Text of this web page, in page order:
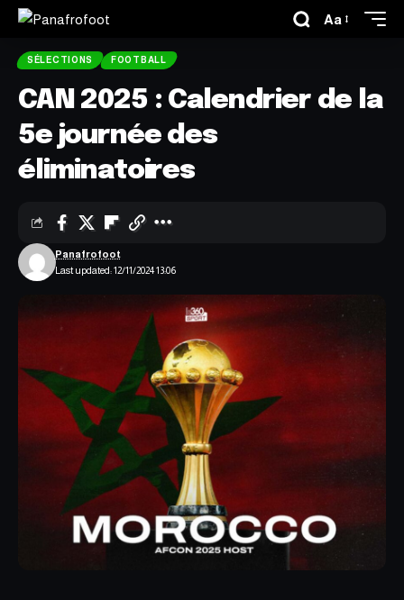
Aa
SÉLECTIONS FOOTBALL
CAN 2025 : Calendrier de la
5e journée des
éliminatoires
Last updated: 12/11/2024 13:06
Panafrofoot